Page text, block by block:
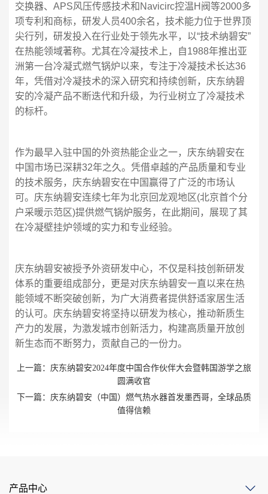
交换器、APS风压传感技术和Navicirc控温H阀等2000多
项专利和商标，研发人员400余名，技术能力位于世界顶
尖行列，研发投入在行业处于领先水平，以“技术纳碧安”
在热能领域著称。尤其在冷凝技术上，自1988年推出亚
洲第一台冷凝式燃气锅炉以来，专注于冷凝技术长达36
年，凭借对冷凝技术的深入研究和持续创新，庆东纳碧
安的冷凝产品不断迭代和升级，为行业树立了冷凝技术
的标杆。
作为最早入驻中国的外资热能企业之一，庆东纳碧安在
中国市场已深耕32年之久。凭借卓越的产品质量和专业
的技术服务，庆东纳碧安在中国赢得了广泛的市场认
可。庆东纳碧安连续七年为北京回龙观地区(北京首个分
户采暖示范区)提供燃气锅炉服务，在此期间，展现了其
在冷凝壁挂炉领域的实力和专业经验。
庆东纳碧安被授予外资研发中心，不仅是科技创新研发
体系的重要组成部分，更是对庆东纳碧安一直以来在热
能领域不断突破创新，为广大消费者提供舒适家居生活
的认可。庆东纳碧安将坚持以研发为核心，推动新质生
产力的发展，为激发城市创新活力，构建高质量开放创
新生态而不断努力，贡献自己的一份力。
上一篇： 庆东纳碧安2024年度中国合作伙伴大会暨韩国游学之旅
圆满收官
下一篇： 庆东纳碧安（中国）燃气热水器首发墨西哥，全球品质
值得信赖
产品中心